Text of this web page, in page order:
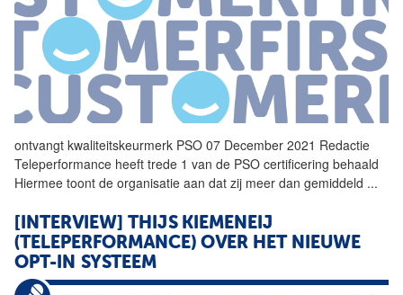
ontvangt kwaliteitskeurmerk PSO 07 December 2021 Redactie
Teleperformance heeft trede 1 van de PSO certificering behaald
Hiermee toont de organisatie aan dat zij meer dan gemiddeld ...
[INTERVIEW] THIJS KIEMENEIJ
(TELEPERFORMANCE) OVER HET NIEUWE
OPT-IN SYSTEEM